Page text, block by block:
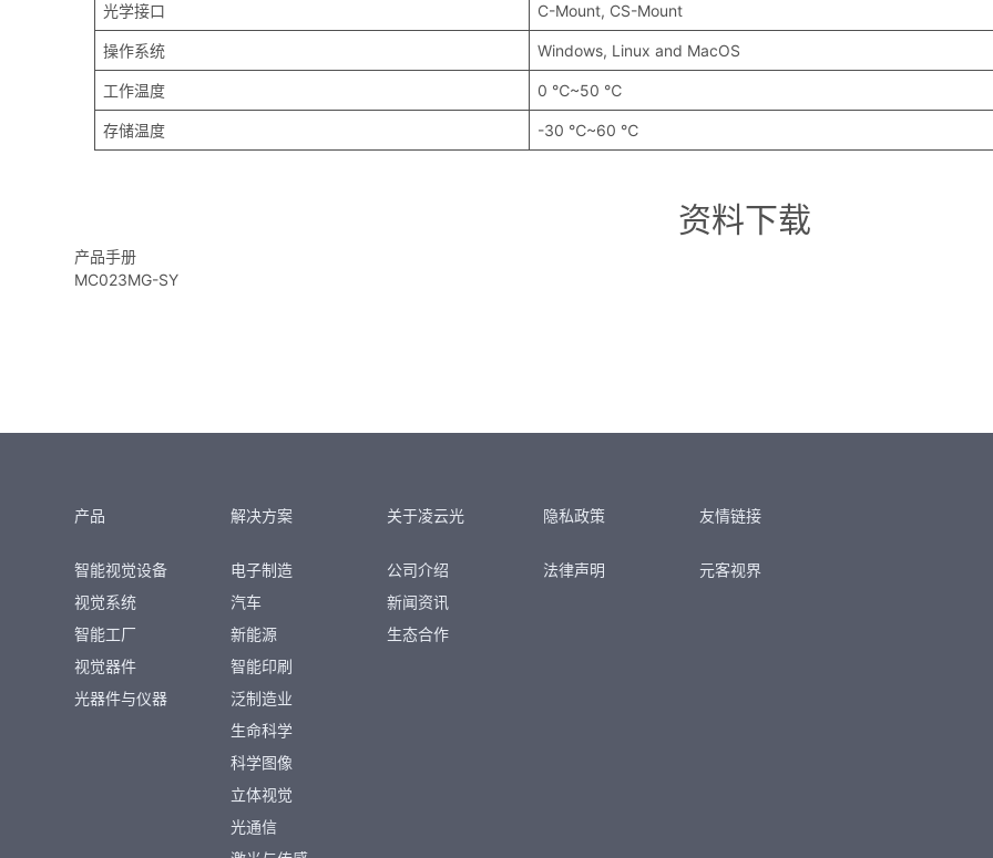
光学接口 C-Mount, CS-Mount
操作系统 Windows, Linux and MacOS
工作温度 0 ℃~50 ℃
存储温度 -30 ℃~60 ℃
资料下载
产品手册
MC023MG-SY
产品
智能视觉设备
视觉系统
智能工厂
视觉器件
光器件与仪器
解决方案
电子制造
汽车
新能源
智能印刷
泛制造业
生命科学
科学图像
立体视觉
光通信
关于凌云光
公司介绍
新闻资讯
生态合作
隐私政策
法律声明
友情链接
元客视界